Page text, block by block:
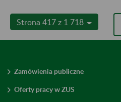
Strona 417 z 1 718
Zamówienia publiczne
Oferty pracy w ZUS